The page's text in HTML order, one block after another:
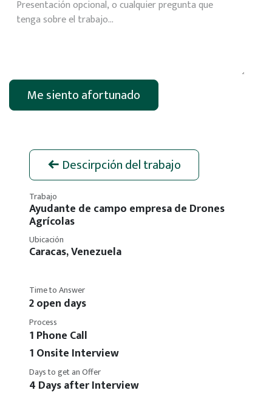
Me siento afortunado
Descirpción del trabajo
Trabajo
Ayudante de campo empresa de Drones
Agrícolas
Ubicación
Caracas,Venezuela
Time to Answer
2 open days
Process
1 Phone Call
1 Onsite Interview
Days to get an Offer
4 Days after Interview